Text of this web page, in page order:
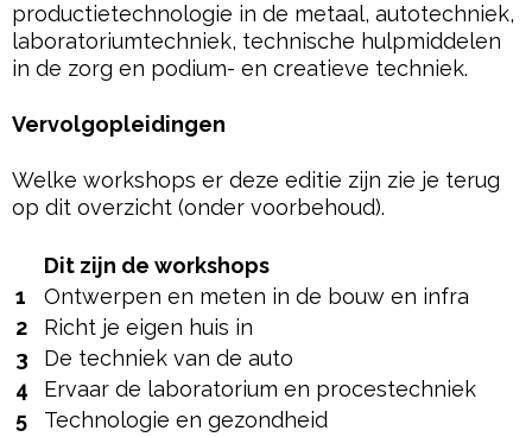
productietechnologie in de metaal, autotechniek,
laboratoriumtechniek, technische hulpmiddelen
in de zorg en podium- en creatieve techniek.
Vervolgopleidingen
Welke workshops er deze editie zijn zie je terug
op dit overzicht (onder voorbehoud).
Dit zijn de workshops
1
Ontwerpen en meten in de bouw en infra
2
Richt je eigen huis in
3
De techniek van de auto
4
Ervaar de laboratorium en procestechniek
5
Technologie en gezondheid